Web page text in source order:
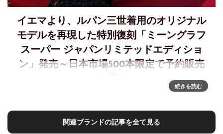
イエマより、ルパン三世着用のオリジナル
モデルを再現した特別復刻「ミーングラフ
スーパー ジャパンリミテッドエディショ
ン」発売～日本市場500本限定で予約販売
約販売スタート1970年代のルパン三世が愛用したオリジナル
モデルを忠実に再現したビンテージ感溢れる特別復刻版が日
続きを読む
関連ブランドの記事を全て見る